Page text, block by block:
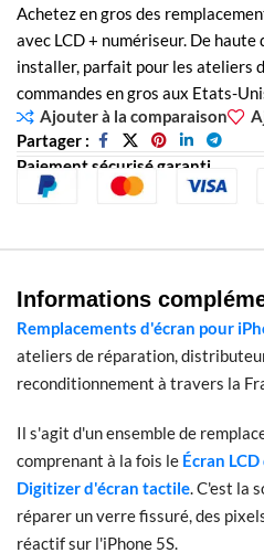
Achetez en gros des
avec LCD + numériseur. De
installer, parfait pour les ateliers
commandes en gros aux Etats-
Ajouter à la comparaison
Partager :
Paiement sécurisé garanti
Informations
Remplacements d'écran pour
ateliers de réparation,
reconditionnement à travers la
Il s'agit d'un ensemble de
comprenant à la fois le Écran
Digitizer d'écran tactile. C'est la
réparer un verre fissuré, des
réactif sur l'iPhone 5S.